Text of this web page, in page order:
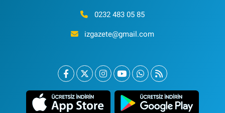
0232 483 05 85
izgazete@gmail.com